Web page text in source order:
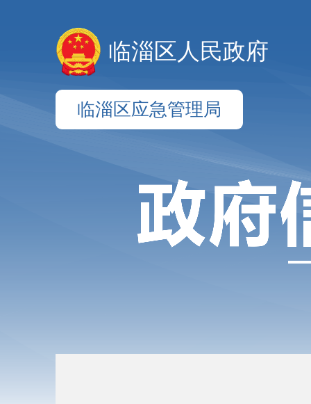
临淄区人民政府
临淄区应急管理局